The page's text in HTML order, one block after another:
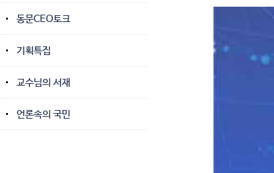
동문CEO토크
기획특집
교수님의 서재
언론속의 국민